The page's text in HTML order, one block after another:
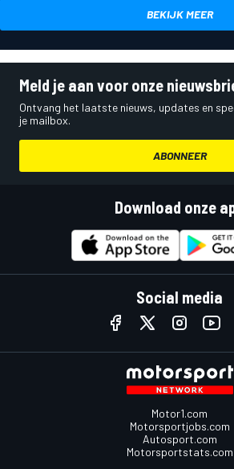
BEKIJK MEER
Meld je aan voor onze
Ontvang het laatste nieuws, updates en
je mailbox.
ABONNEER
Download onze
Social media
Motor1.com
Motorsportjobs.com
Autosport.com
Motorsportstats.com